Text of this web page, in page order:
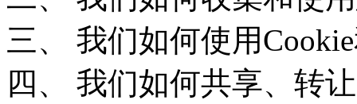
三、 我们如何使用
四、 我们如何共享、转